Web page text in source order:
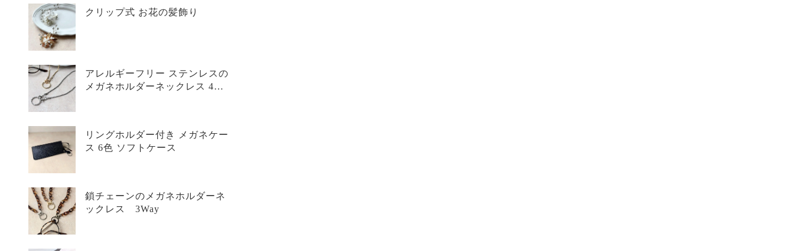
クリップ式 お花の髪飾り
アレルギーフリー ステンレスの
メガネホルダーネックレス 4WA
リングホルダー付き メガネケー
ス 6色 ソフトケース
鎖チェーンのメガネホルダーネ
ックレス 3Way